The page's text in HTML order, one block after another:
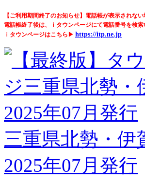
【ご利用期間終了のお知らせ】電話帳が表示されな
電話帳終了後は、ｉタウンページにて電話番号を検索
ｉタウンページはこちら▶ https://itp.ne.jp
三重県北勢・伊
2025年07月発行